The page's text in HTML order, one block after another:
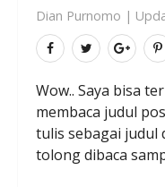
Dian Purnomo |
Wow.. Saya bisa
membaca judul
tulis sebagai judul
tolong dibaca